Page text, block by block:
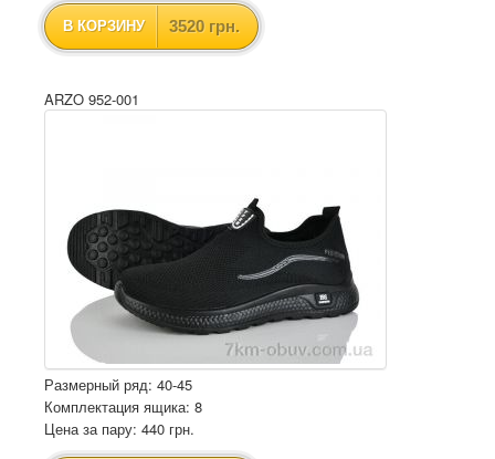
В КОРЗИНУ 3520 грн.
ARZO 952-001
Размерный ряд: 40-45
Комплектация ящика: 8
Цена за пару: 440 грн.